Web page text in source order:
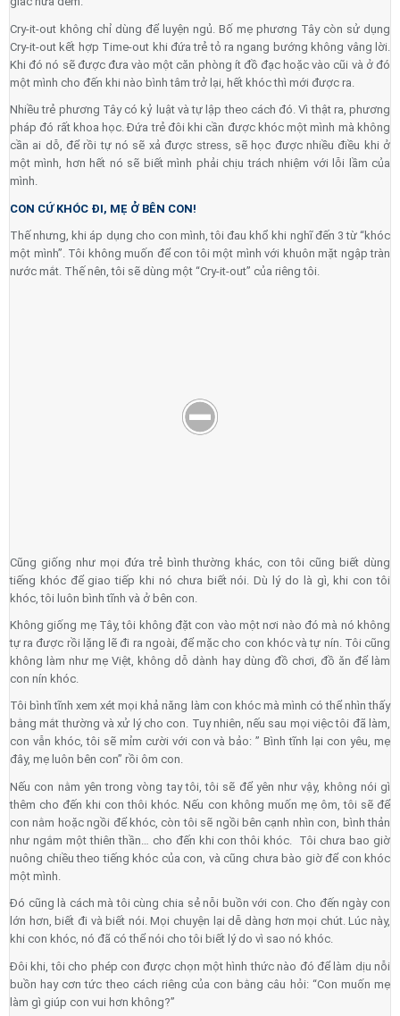
Cry-it-out không chỉ dùng để luyện ngủ. Bố mẹ phương Tây còn sử dụng
Cry-it-out kết hợp Time-out khi đứa trẻ tỏ ra ngang bướng không vâng lời.
Khi đó nó sẽ được đưa vào một căn phòng ít đồ đạc hoặc vào cũi và ở đó
một mình cho đến khi nào bình tâm trở lại, hết khóc thì mới được ra.
Nhiều trẻ phương Tây có kỷ luật và tự lập theo cách đó. Vì thật ra, phương
pháp đó rất khoa học. Đứa trẻ đôi khi cần được khóc một mình mà không
cần ai dỗ, để rồi tự nó sẽ xả được stress, sẽ học được nhiều điều khi ở
một mình, hơn hết nó sẽ biết mình phải chịu trách nhiệm với lỗi lầm của
mình.
CON CỨ KHÓC ĐI, MẸ Ở BÊN CON!
Thế nhưng, khi áp dụng cho con mình, tôi đau khổ khi nghĩ đến 3 từ “khóc
một mình”. Tôi không muốn để con tôi một mình với khuôn mặt ngập tràn
nước mắt. Thế nên, tôi sẽ dùng một “Cry-it-out” của riêng tôi.
Cũng giống như mọi đứa trẻ bình thường khác, con tôi cũng biết dùng
tiếng khóc để giao tiếp khi nó chưa biết nói. Dù lý do là gì, khi con tôi
khóc, tôi luôn bình tĩnh và ở bên con.
Không giống mẹ Tây, tôi không đặt con vào một nơi nào đó mà nó không
tự ra được rồi lặng lẽ đi ra ngoài, để mặc cho con khóc và tự nín. Tôi cũng
không làm như mẹ Việt, không dỗ dành hay dùng đồ chơi, đồ ăn để làm
con nín khóc.
Tôi bình tĩnh xem xét mọi khả năng làm con khóc mà mình có thể nhìn thấy
bằng mắt thường và xử lý cho con. Tuy nhiên, nếu sau mọi việc tôi đã làm,
con vẫn khóc, tôi sẽ mỉm cười với con và bảo: ” Bình tĩnh lại con yêu, mẹ
đây, mẹ luôn bên con” rồi ôm con.
Nếu con nằm yên trong vòng tay tôi, tôi sẽ để yên như vậy, không nói gì
thêm cho đến khi con thôi khóc. Nếu con không muốn mẹ ôm, tôi sẽ để
con nằm hoặc ngồi để khóc, còn tôi sẽ ngồi bên cạnh nhìn con, bình thản
như ngắm một thiên thần… cho đến khi con thôi khóc. Tôi chưa bao giờ
nuông chiều theo tiếng khóc của con, và cũng chưa bào giờ để con khóc
một mình.
Đó cũng là cách mà tôi cùng chia sẻ nỗi buồn với con. Cho đến ngày con
lớn hơn, biết đi và biết nói. Mọi chuyện lại dễ dàng hơn mọi chút. Lúc này,
khi con khóc, nó đã có thể nói cho tôi biết lý do vì sao nó khóc.
Đôi khi, tôi cho phép con được chọn một hình thức nào đó để làm dịu nỗi
buồn hay cơn tức theo cách riêng của con bằng câu hỏi: “Con muốn mẹ
làm gì giúp con vui hơn không?”